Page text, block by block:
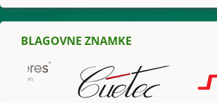
BLAGOVNE ZNAMKE